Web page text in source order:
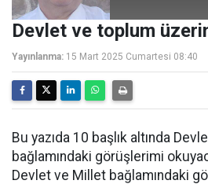
Devlet ve toplum
Yayınlanma: 15 Mart 2025 Cumartesi 08:40
Bu yazıda 10 başlık altında
bağlamındaki görüşlerimi
Devlet ve Millet bağlamındaki